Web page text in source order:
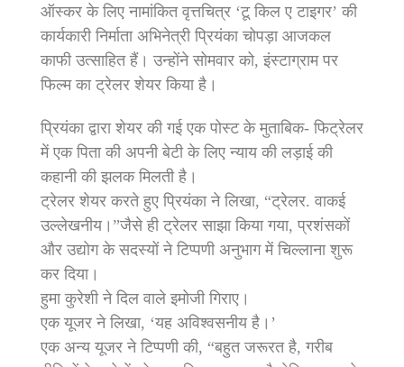
ऑस्कर के लिए नामांकित वृत्तचित्र ‘टू किल ए टाइगर’ की
कार्यकारी निर्माता अभिनेत्री प्रियंका चोपड़ा आजकल
काफी उत्साहित हैं। उन्होंने सोमवार को, इंस्टाग्राम पर
फिल्म का ट्रेलर शेयर किया है।
प्रियंका द्वारा शेयर की गई एक पोस्ट के मुताबिक- फिट्रेलर
में एक पिता की अपनी बेटी के लिए न्याय की लड़ाई की
कहानी की झलक मिलती है।
ट्रेलर शेयर करते हुए प्रियंका ने लिखा, “ट्रेलर. वाकई
उल्लेखनीय।”जैसे ही ट्रेलर साझा किया गया, प्रशंसकों
और उद्योग के सदस्यों ने टिप्पणी अनुभाग में चिल्लाना शुरू
कर दिया।
हुमा कुरेशी ने दिल वाले इमोजी गिराए।
एक यूजर ने लिखा, ‘यह अविश्वसनीय है।’
एक अन्य यूजर ने टिप्पणी की, “बहुत जरूरत है, गरीब